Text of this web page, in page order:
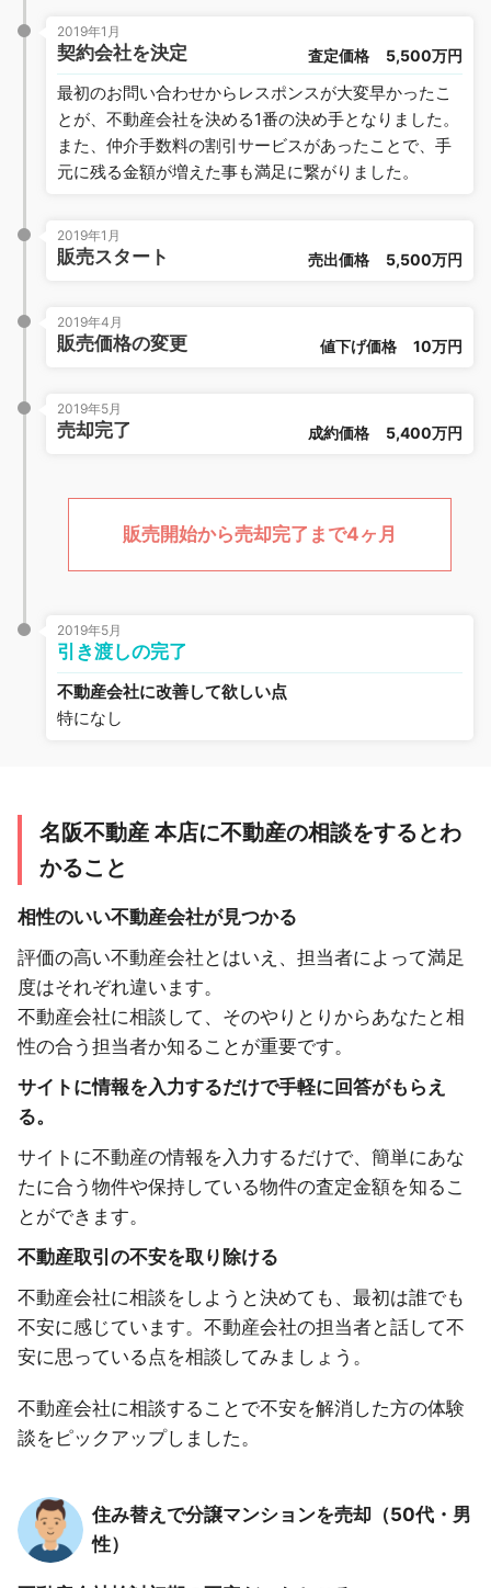
2019年1月
契約会社を決定 査定価格 5,500万円
最初のお問い合わせからレスポンスが大変早かったこ
とが、不動産会社を決める1番の決め手となりました。
また、仲介手数料の割引サービスがあったことで、手
元に残る金額が増えた事も満足に繋がりました。
2019年1月
販売スタート 売出価格 5,500万円
2019年4月
販売価格の変更 値下げ価格 10万円
2019年5月
売却完了 成約価格 5,400万円
販売開始から売却完了まで4ヶ月
2019年5月
引き渡しの完了
不動産会社に改善して欲しい点
特になし
名阪不動産 本店に不動産の相談をするとわ
かること
相性のいい不動産会社が見つかる
評価の高い不動産会社とはいえ、担当者によって満足
度はそれぞれ違います。
不動産会社に相談して、そのやりとりからあなたと相
性の合う担当者か知ることが重要です。
サイトに情報を入力するだけで手軽に回答がもらえ
る。
サイトに不動産の情報を入力するだけで、簡単にあな
たに合う物件や保持している物件の査定金額を知るこ
とができます。
不動産取引の不安を取り除ける
不動産会社に相談をしようと決めても、最初は誰でも
不安に感じています。不動産会社の担当者と話して不
安に思っている点を相談してみましょう。
不動産会社に相談することで不安を解消した方の体験
談をピックアップしました。
住み替えで分譲マンションを売却（50代・男
性）